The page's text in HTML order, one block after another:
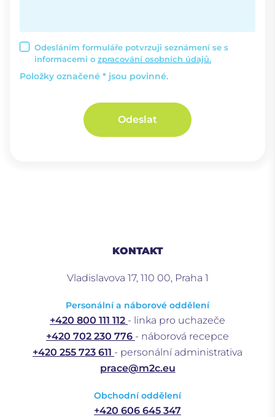
Odesláním formuláře potvrzuji seznámení se s
informacemi o zpracování osobních údajů.
Položky označené * jsou povinné.
Odeslat
KONTAKT
Vladislavova 17, 110 00, Praha 1
Personální a náborové oddělení
+420 800 111 112 - linka pro uchazeče
+420 702 230 776 - náborová recepce
+420 255 723 611 - personální administrativa
prace@m2c.eu
Obchodní oddělení
+420 606 645 347